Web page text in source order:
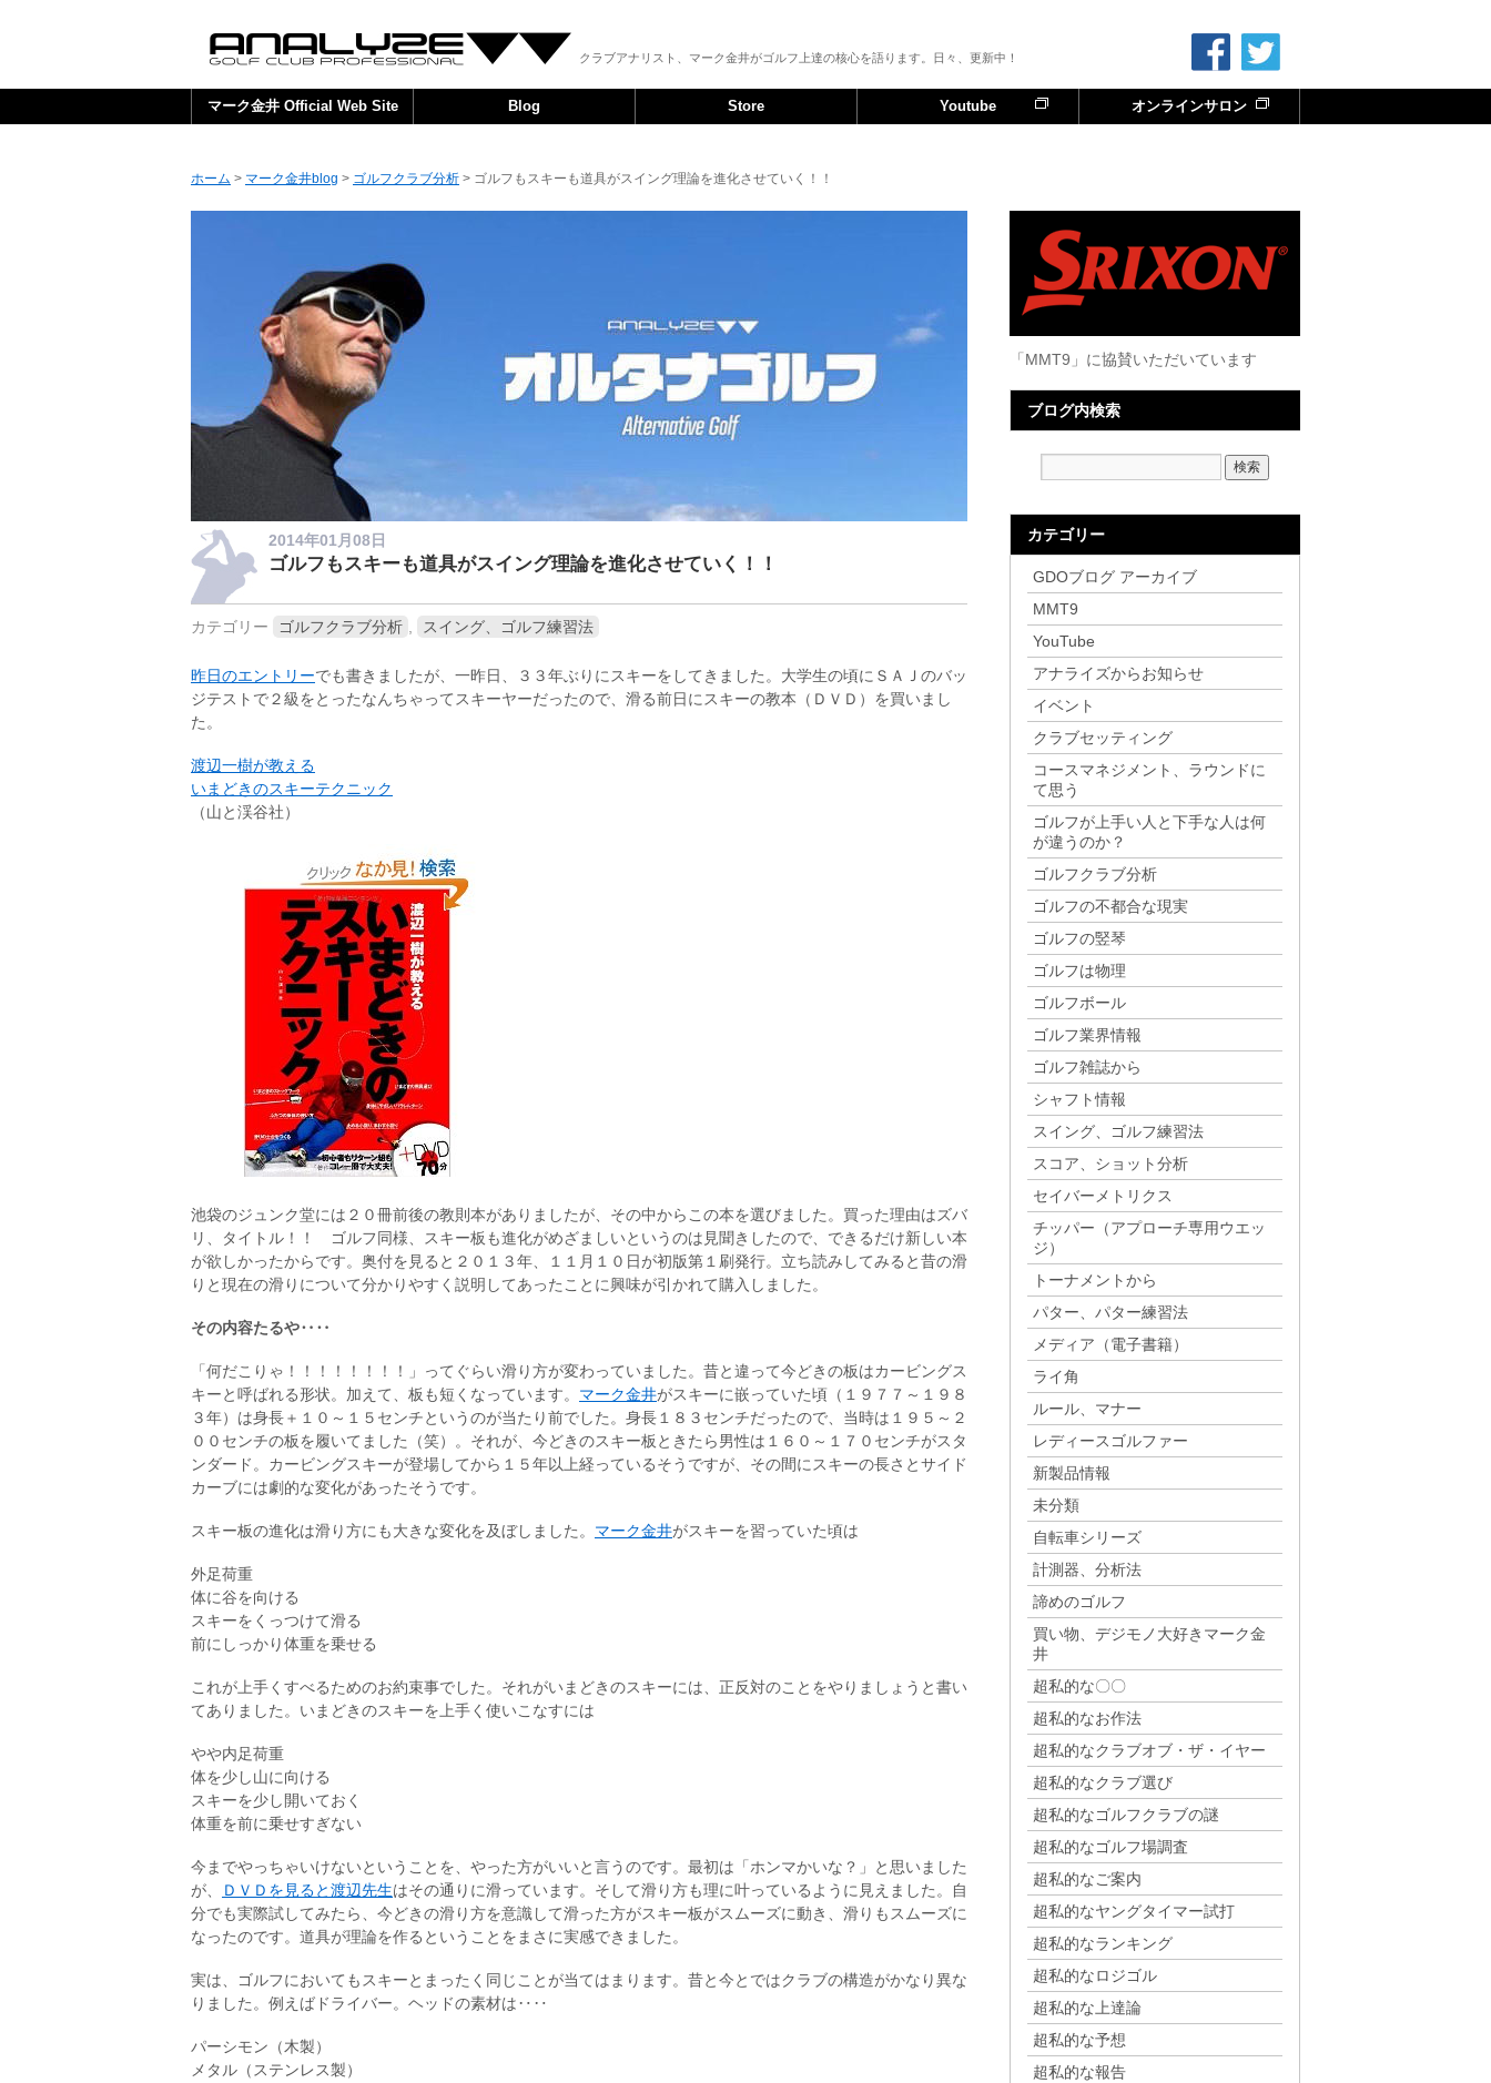
クラブアナリスト、マーク金井がゴルフ上達の核心を語ります。日々、更新中！
マーク金井 Official Web Site Blog Store Youtube オンラインサロン
ホーム > マーク金井blog > ゴルフクラブ分析 > ゴルフもスキーも道具がスイング理論を進化させていく！！
2014年01月08日
ゴルフもスキーも道具がスイング理論を進化させていく！！
カテゴリー ゴルフクラブ分析 スイング、ゴルフ練習法
昨日のエントリーでも書きましたが、一昨日、３３年ぶりにスキーをしてきました。大学生の頃にＳＡＪのバッ
ジテストで２級をとったなんちゃってスキーヤーだったので、滑る前日にスキーの教本（ＤＶＤ）を買いまし
た。
渡辺一樹が教える
いまどきのスキーテクニック
（山と渓谷社）
池袋のジュンク堂には２０冊前後の教則本がありましたが、その中からこの本を選びました。買った理由はズバ
リ、タイトル！！ ゴルフ同様、スキー板も進化がめざましいというのは見聞きしたので、できるだけ新しい本
が欲しかったからです。奥付を見ると２０１３年、１１月１０日が初版第１刷発行。立ち読みしてみると昔の滑
りと現在の滑りについて分かりやすく説明してあったことに興味が引かれて購入しました。
その内容たるや‥‥
「何だこりゃ！！！！！！！！」ってぐらい滑り方が変わっていました。昔と違って今どきの板はカービングス
キーと呼ばれる形状。加えて、板も短くなっています。 マーク金井がスキーに嵌っていた頃（１９７７～１９８
３年）は身長＋１０～１５センチというのが当たり前でした。身長１８３センチだったので、当時は１９５～２
００センチの板を履いてました（笑）。それが、今どきのスキー板ときたら男性は１６０～１７０センチがスタ
ンダード。カービングスキーが登場してから１５年以上経っているそうですが、その間にスキーの長さとサイド
カーブには劇的な変化があったそうです。
スキー板の進化は滑り方にも大きな変化を及ぼしました。 マーク金井がスキーを習っていた頃は
外足荷重
体に谷を向ける
スキーをくっつけて滑る
前にしっかり体重を乗せる
これが上手くすべるためのお約束事でした。それがいまどきのスキーには、正反対のことをやりましょうと書い
てありました。いまどきのスキーを上手く使いこなすには
やや内足荷重
体を少し山に向ける
スキーを少し開いておく
体重を前に乗せすぎない
今までやっちゃいけないということを、やった方がいいと言うのです。最初は「ホンマかいな？」と思いました
が、
ＤＶＤを見ると渡辺先生はその通りに滑っています。そして滑り方も理に叶っているように見えました。自
分でも実際試してみたら、今どきの滑り方を意識して滑った方がスキー板がスムーズに動き、滑りもスムーズに
なったのです。道具が理論を作るということをまさに実感できました。
実は、ゴルフにおいてもスキーとまったく同じことが当てはまります。昔と今とではクラブの構造がかなり異な
りました。例えばドライバー。ヘッドの素材は‥‥
パーシモン（木製）
メタル（ステンレス製）
「MMT9」に協賛いただいています
ブログ内検索
カテゴリー
GDOブログ アーカイブ
MMT9
YouTube
アナライズからお知らせ
イベント
クラブセッティング
コースマネジメント、ラウンドに
て思う
ゴルフが上手い人と下手な人は何
が違うのか？
ゴルフクラブ分析
ゴルフの不都合な現実
ゴルフの竪琴
ゴルフは物理
ゴルフボール
ゴルフ業界情報
ゴルフ雑誌から
シャフト情報
スイング、ゴルフ練習法
スコア、ショット分析
セイバーメトリクス
チッパー（アプローチ専用ウエッ
ジ）
トーナメントから
パター、パター練習法
メディア（電子書籍）
ライ角
ルール、マナー
レディースゴルファー
新製品情報
未分類
自転車シリーズ
計測器、分析法
諦めのゴルフ
買い物、デジモノ大好きマーク金
井
超私的な〇〇
超私的なお作法
超私的なクラブオブ・ザ・イヤー
超私的なクラブ選び
超私的なゴルフクラブの謎
超私的なゴルフ場調査
超私的なご案内
超私的なヤングタイマー試打
超私的なランキング
超私的なロジゴル
超私的な上達論
超私的な予想
超私的な報告